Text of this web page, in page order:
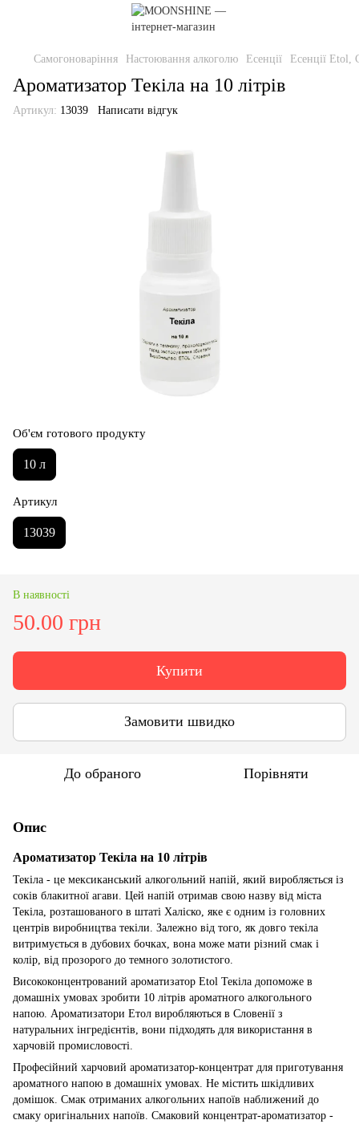
Самогоноваріння Настоювання алкоголю Есенції Есенції Etol,
Ароматизатор Текіла на 10 літрів
Артикул: 13039 Написати відгук
Об'єм готового продукту
10 л
Артикул
13039
В наявності
50.00 грн
Купити
Замовити швидко
До обраного Порівняти
Опис
Ароматизатор Текіла на 10 літрів
Текіла - це мексиканський алкогольний напій, який виробляється із
соків блакитної агави. Цей напій отримав свою назву від міста
Текіла, розташованого в штаті Халіско, яке є одним із головних
центрів виробництва текіли. Залежно від того, як довго текіла
витримується в дубових бочках, вона може мати різний смак і
колір, від прозорого до темного золотистого.
Висококонцентрований ароматизатор Etol Текіла допоможе в
домашніх умовах зробити 10 літрів ароматного алкогольного
напою. Ароматизатори Етол виробляються в Словенії з
натуральних інгредієнтів, вони підходять для використання в
харчовій промисловості.
Професійний харчовий ароматизатор-концентрат для приготування
ароматного напою в домашніх умовах. Не містить шкідливих
домішок. Смак отриманих алкогольних напоїв наближений до
смаку оригінальних напоїв. Смаковий концентрат-ароматизатор -